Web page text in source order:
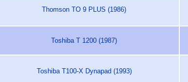
Thomson TO 9 PLUS (1986)
Toshiba T 1200 (1987)
Toshiba T100-X Dynapad (1993)